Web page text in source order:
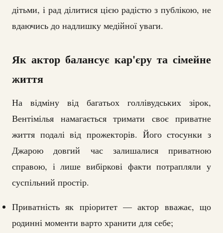
дітьми, і рад ділитися цією радістю з публікою, не
вдаючись до надлишку медійної уваги.
Як актор балансує кар'єру та сімейне
життя
На відміну від багатьох голлівудських зірок,
Вентімілья намагається тримати своє приватне
життя подалі від прожекторів. Його стосунки з
Джарою довгий час залишалися приватною
справою, і лише вибіркові факти потрапляли у
суспільний простір.
Приватність як пріоритет — актор вважає, що
родинні моменти варто хранити для себе;